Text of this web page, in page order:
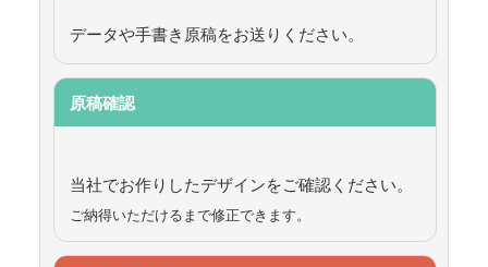
データや手書き原稿をお送りください。
原稿確認
当社でお作りしたデザインをご確認ください。
ご納得いただけるまで修正できます。